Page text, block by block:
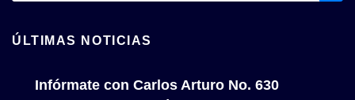
ÚLTIMAS NOTICIAS
Infórmate con Carlos Arturo No. 630